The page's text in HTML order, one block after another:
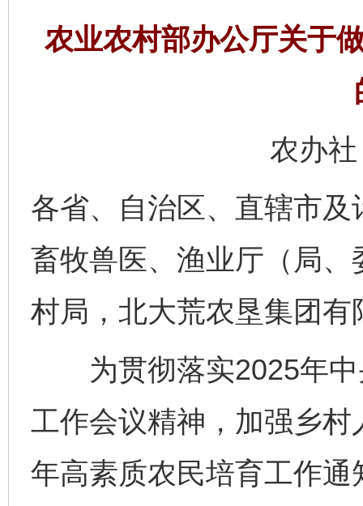
农业农村部办公厅关于
农办
各省、自治区、直辖市
畜牧兽医、渔业厅（局
村局，北大荒农垦集团
为贯彻落实2025年中
工作会议精神，加强乡
年高素质农民培育工作通